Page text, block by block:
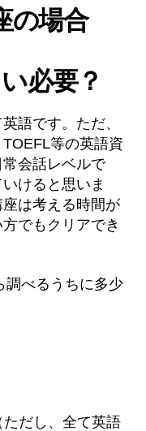
の場合
必要？
語です。ただ、
等の英語資
会話レベルで
けると思いま
は考える時間が
でもクリアでき
調べるうちに多少
だし、全て英語